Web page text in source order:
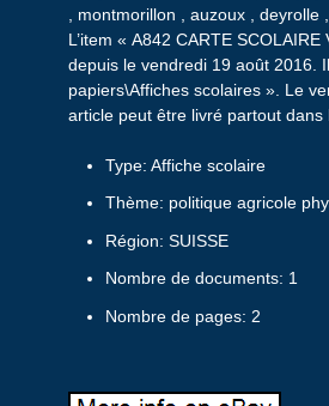
, montmorillon , auzoux ,
L’item « A842 CARTE
depuis le vendredi 19 août 2016.
papiers\Affiches scolaires ». Le
article peut être livré partout dans
Type: Affiche scolaire
Thème: politique agricole
Région: SUISSE
Nombre de documents: 1
Nombre de pages: 2